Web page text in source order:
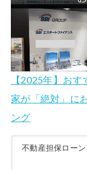
【2025年】お
家が「絶対」に
ング
不動産担保ロー